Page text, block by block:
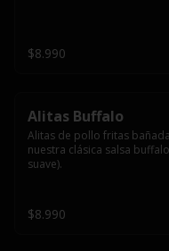
$8.990
Alitas Buffalo
Alitas de pollo fritas
nuestra clásica salsa
suave).
$8.990